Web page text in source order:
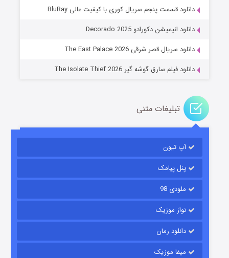
عملیات آپارتمان
قسمت۲ (زیرنویس) منتشر شد
دانلود قسمت پنجم سریال کوری با کیفیت عالی BluRay
دانلود انیمیشن دکورادو Decorado 2025
دانلود سریال قصر شرقی The East Palace 2026
دانلود فیلم سارق گوشه گیر The Isolate Thief 2026
تبلیغات متنی
آپ تیون
پنل پیامک
ملودی 98
نواز موزیک
دانلود رمان
میفا موزیک